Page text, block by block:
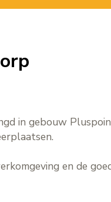
in gebouw
en de